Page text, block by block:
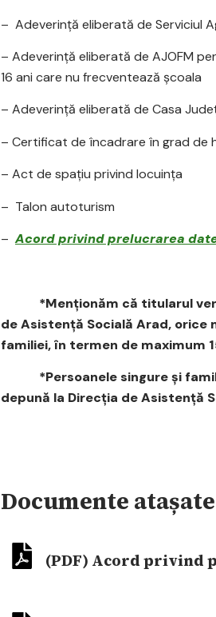
– Adeverinţă eliberată de Serviciul
– Adeverinţă eliberată de AJOFM
16 ani care nu frecventează şcoala
– Adeverinţă eliberată de Casa
– Certificat de încadrare în grad de
– Act de spațiu privind locuința
– Talon autoturism
–Acord privind prelucrarea
*Menționăm că titularul
de Asistenţă Socială Arad,
familiei, în termen de maximum
*Persoanele singure şi
depună la Direcţia de Asistenţă
Documente atașate
(PDF) Acord privind